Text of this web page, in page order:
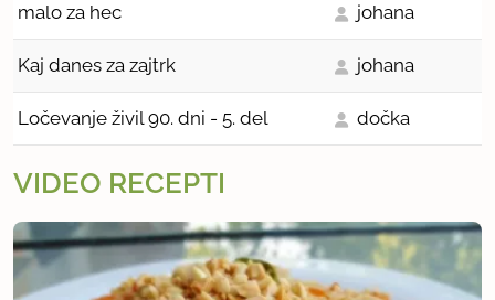
malo za hec johana
Kaj danes za zajtrk johana
Ločevanje živil 90. dni - 5. del dočka
VIDEO RECEPTI